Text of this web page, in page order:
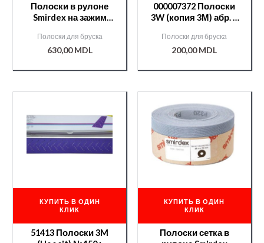
Полоски в рулоне
Smirdex на зажим
CERAMIC(740)
/000008808/
Полоски для бруска
630,00MDL
000007372 Полоски
3W (копия 3М) абр. в
метров velcro №240
Полоски для бруска
200,00MDL
КУПИТЬ В ОДИН
КЛИК
51413 Полоски 3M
КУПИТЬ В ОДИН
КЛИК
Полоски сетка в